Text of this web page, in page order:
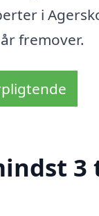
i
fremover.
3